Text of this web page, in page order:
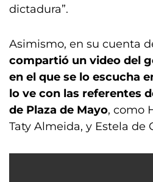
dictadura”.
Asimismo, en su cuenta
compartió un video del
en el que se lo escucha
lo ve con las referentes
de Plaza de Mayo, como
Taty Almeida, y Estela de